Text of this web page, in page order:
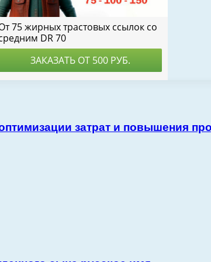
затрат и повышения